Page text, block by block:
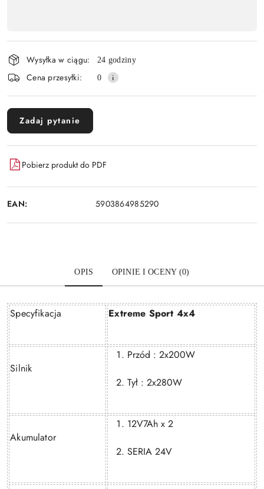
płatność
i
dostawa
Wysyłka w ciągu: 24 godziny
Cena przesyłki: 0
Zadaj pytanie
Pobierz produkt do PDF
EAN: 5903864985290
OPIS OPINIE I OCENY (0)
Specyfikacja Extreme Sport 4x4
Silnik
Przód : 2x200W
Tył : 2x280W
Akumulator
12V7Ah x 2
SERIA 24V